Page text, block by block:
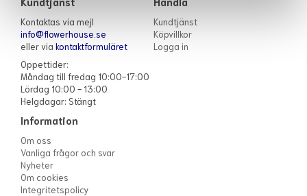
Kontaktas via mejl
info@flowerhouse.se
eller via kontaktformuläret
Öppettider:
Måndag till fredag 10:00-17:00
Lördag 10:00 - 13:00
Helgdagar: Stängt
Kundtjänst
Köpvillkor
Logga in
Information
Om oss
Vanliga frågor och svar
Nyheter
Om cookies
Integritetspolicy